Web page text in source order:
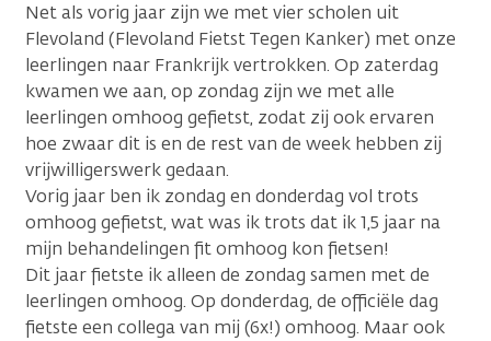
Net als vorig jaar zijn we met vier scholen uit
Flevoland (Flevoland Fietst Tegen Kanker) met onze
leerlingen naar Frankrijk vertrokken. Op zaterdag
kwamen we aan, op zondag zijn we met alle
leerlingen omhoog gefietst, zodat zij ook ervaren
hoe zwaar dit is en de rest van de week hebben zij
vrijwilligerswerk gedaan.
Vorig jaar ben ik zondag en donderdag vol trots
omhoog gefietst, wat was ik trots dat ik 1,5 jaar na
mijn behandelingen fit omhoog kon fietsen!
Dit jaar fietste ik alleen de zondag samen met de
leerlingen omhoog. Op donderdag, de officiële dag
fietste een collega van mij (6x!) omhoog. Maar ook